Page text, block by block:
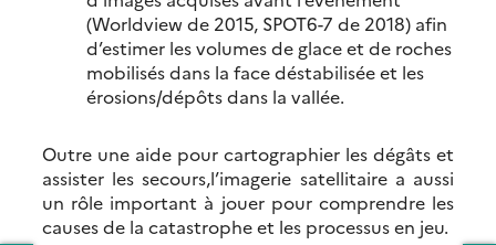
(Worldview de 2015, SPOT6-7 de 2018) afin
d’estimer les volumes de glace et de roches
mobilisés dans la face déstabilisée et les
érosions/dépôts dans la vallée.
Outre une aide pour cartographier les dégâts et
assister les secours,l’imagerie satellitaire a aussi
un rôle important à jouer pour comprendre les
causes de la catastrophe et les processus en jeu.